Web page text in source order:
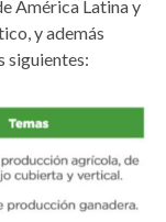
América Latina y
y además
siguientes: